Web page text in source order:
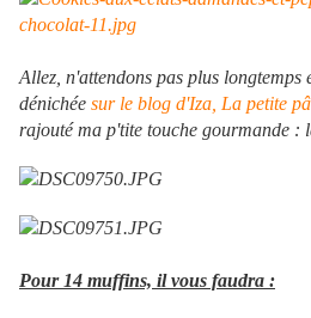
Allez, n'attendons pas plus longtemps
dénichée sur le blog d'Iza, La petite
rajouté ma p'tite touche gourmande :
Pour 14 muffins, il vous faudra :